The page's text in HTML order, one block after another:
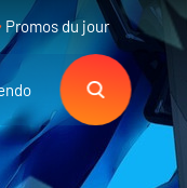
Promos du jour